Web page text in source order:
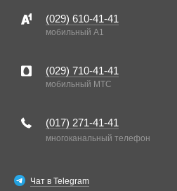
(029) 610-41-41
мобильный A1
(029) 710-41-41
мобильный MTC
(017) 271-41-41
многоканальный телефон
Чат в Telegram